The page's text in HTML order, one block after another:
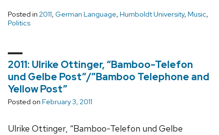
Posted in 2011, German Language, Humboldt University, Music,
Politics
2011: Ulrike Ottinger, “Bamboo-Telefon
und Gelbe Post”/”Bamboo Telephone and
Yellow Post”
Posted on February 3, 2011
Ulrike Ottinger, “Bamboo-Telefon und Gelbe